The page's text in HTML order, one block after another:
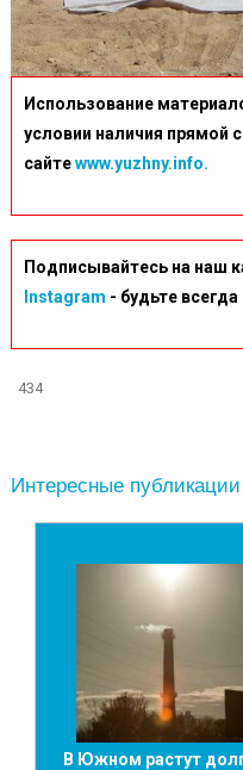
Использование
условии наличия прямой
сайтеwww.yuzhny.info.
Подписывайтесь на наш
Instagram - будьте
434
Интересные
В Южном растут